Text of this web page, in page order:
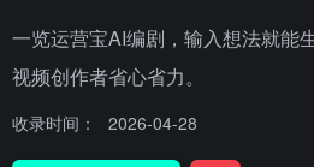
一览运营宝AI编剧，输入想法就能
视频创作者省心省力。
收录时间： 2026-04-28